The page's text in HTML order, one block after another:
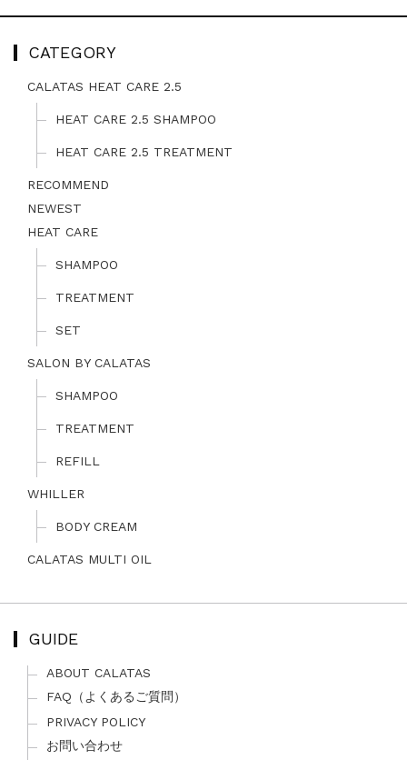
CATEGORY
CALATAS HEAT CARE 2.5
HEAT CARE 2.5 SHAMPOO
HEAT CARE 2.5 TREATMENT
RECOMMEND
NEWEST
HEAT CARE
SHAMPOO
TREATMENT
SET
SALON BY CALATAS
SHAMPOO
TREATMENT
REFILL
WHILLER
BODY CREAM
CALATAS MULTI OIL
GUIDE
ABOUT CALATAS
FAQ（よくあるご質問）
PRIVACY POLICY
お問い合わせ